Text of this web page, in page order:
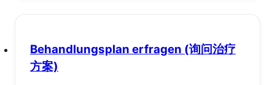
Behandlungsplan erfragen (询问治疗
方案)